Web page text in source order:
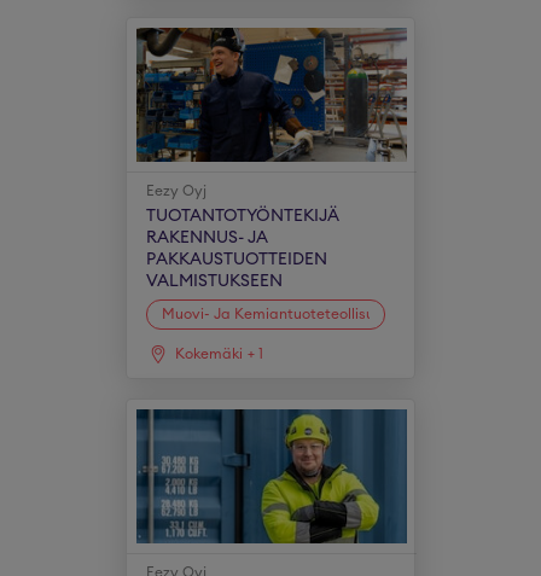
Eezy Oyj
TUOTANTOTYÖNTEKIJÄ
RAKENNUS- JA
PAKKAUSTUOTTEIDEN
VALMISTUKSEEN
Muovi- Ja Kemiantuoteteollisuus
Kokemäki + 1
Eezy Oyj